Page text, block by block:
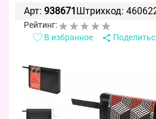
Арт: 938671Штрихкод:
Рейтинг:
В избранное